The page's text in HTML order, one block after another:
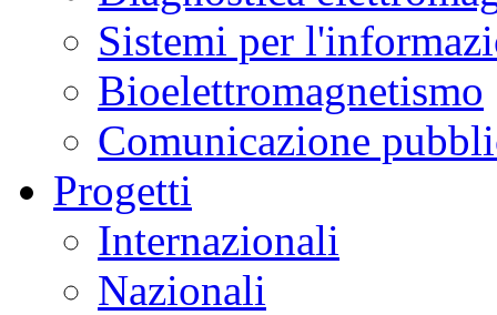
Sistemi per
Bioelettromagnetismo
Comunicazione
Progetti
Internazionali
Nazionali